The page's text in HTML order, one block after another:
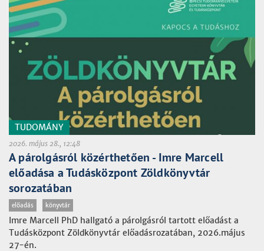
TUDOMÁNY
2026. május 28., 12:48
A párolgásról közérthetően - Imre Marcell
előadása a Tudásközpont Zöldkönyvtár
sorozatában
előadás könyvtár
Imre Marcell PhD hallgató a párolgásról tartott előadást a
Tudásközpont Zöldkönyvtár előadásrozatában, 2026.május
27-én.